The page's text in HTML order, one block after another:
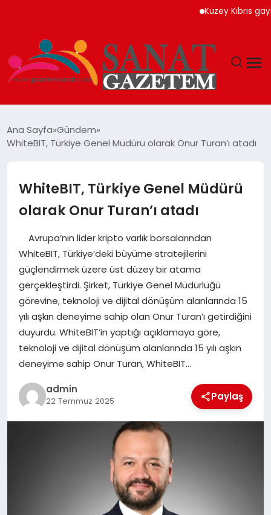
Kuzey Kıbrıs
TEKNOLOJI
SIYASET
SPOR
YAŞAM
EKONOMI
SAĞLIK
DÜNYA
EĞITIM
Ana Sayfa Gündem
WhiteBIT, Türkiye Genel Müdürü olarak Onur Turan’ı atadı
WhiteBIT, Türkiye Genel Müdürü
olarak Onur Turan’ı atadı
Avrupa’nın lider kripto varlık borsalarından
WhiteBIT, Türkiye’deki büyüme stratejilerini
güçlendirmek üzere üst düzey bir atama
gerçekleştirdi. Şirket, Türkiye Genel Müdürlüğü
görevine, teknoloji ve dijital dönüşüm alanlarında 15
yılı aşkın deneyime sahip olan Onur Turan’ı getirdiğini
duyurdu. WhiteBIT’in yaptığı açıklamaya göre,
teknoloji ve dijital dönüşüm alanlarında 15 yılı aşkın
deneyime sahip Onur Turan, WhiteBIT…
admin
22 Temmuz 2025 Paylaş